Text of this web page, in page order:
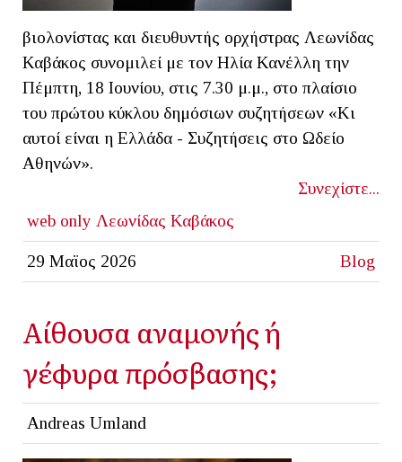
βιολονίστας και διευθυντής ορχήστρας Λεωνίδας
Καβάκος συνομιλεί με τον Ηλία Κανέλλη την
Πέμπτη, 18 Ιουνίου, στις 7.30 μ.μ., στο πλαίσιο
του πρώτου κύκλου δημόσιων συζητήσεων «Κι
αυτοί είναι η Ελλάδα - Συζητήσεις στο Ωδείο
Αθηνών».
Συνεχίστε...
web only Λεωνίδας Καβάκος
29 Μαϊος 2026 Blog
Αίθουσα αναμονής ή
γέφυρα πρόσβασης;
Andreas Umland